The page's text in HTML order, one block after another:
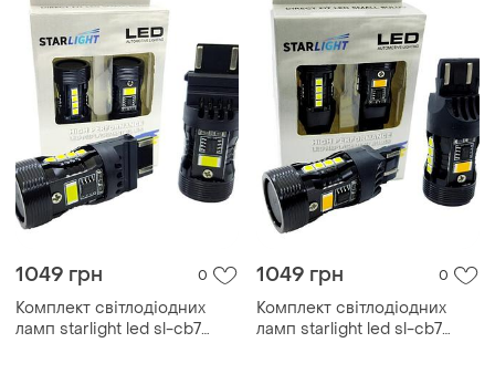
1049 грн 0
Комплект світлодіодних
ламп starlight led sl-cb7
1049 грн 0
Комплект світлодіодних
ламп starlight led sl-cb7